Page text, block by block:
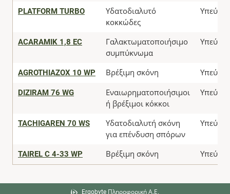
PLATFORM TURBO
Υδατοδιαλυτό
κοκκώδες
ACARAMIK 1,8 EC
Γαλακτωματοποιήσιμο
συμπύκνωμα
AGROTHIAZOX 10 WP Βρέξιμη σκόνη
DIZIRAM 76 WG
Εναιωρηματοποιήσιμοι
ή βρέξιμοι κόκκοι
TACHIGAREN 70 WS
Υδατοδιαλυτή σκόνη
για επένδυση σπόρων
TAIREL C 4-33 WP Βρέξιμη σκόνη
Ergobyte Πληροφορική Α.Ε.